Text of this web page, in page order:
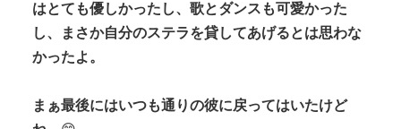
はとても優しかったし、歌とダンスも可愛かった
し、まさか自分のステラを貸してあげるとは思わな
かったよ。
まぁ最後にはいつも通りの彼に戻ってはいたけど